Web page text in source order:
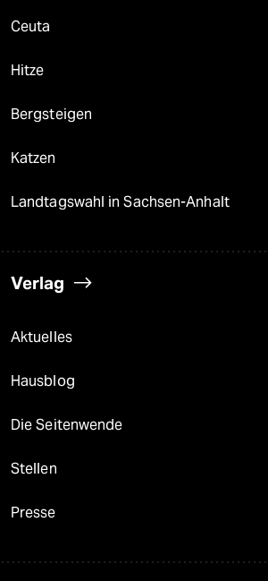
Ceuta
Hitze
Bergsteigen
Katzen
Landtagswahl in Sachsen-Anhalt
Verlag
Aktuelles
Hausblog
Die Seitenwende
Stellen
Presse